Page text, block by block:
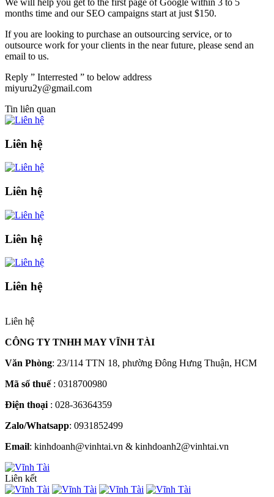
We will help you get to the first page of Google within 3 to 5
months time and our SEO campaigns start at just $150.
If you are looking to purchase an outsourcing service, or to
outsource work for your clients in the near future, please send an
email to us.
Reply ” Interrested ” to below address
miyuru2y@gmail.com
Tin liên quan
Liên hệ
Liên hệ
Liên hệ
Liên hệ
Liên hệ
CÔNG TY TNHH MAY VĨNH TÀI
Văn Phòng: 23/114 TTN 18, phường Đông Hưng Thuận, HCM
Mã số thuế : 0318700980
Điện thoại : 028-36364359
Zalo/Whatsapp: 0931852499
Email: kinhdoanh@vinhtai.vn & kinhdoanh2@vinhtai.vn
Liên kết